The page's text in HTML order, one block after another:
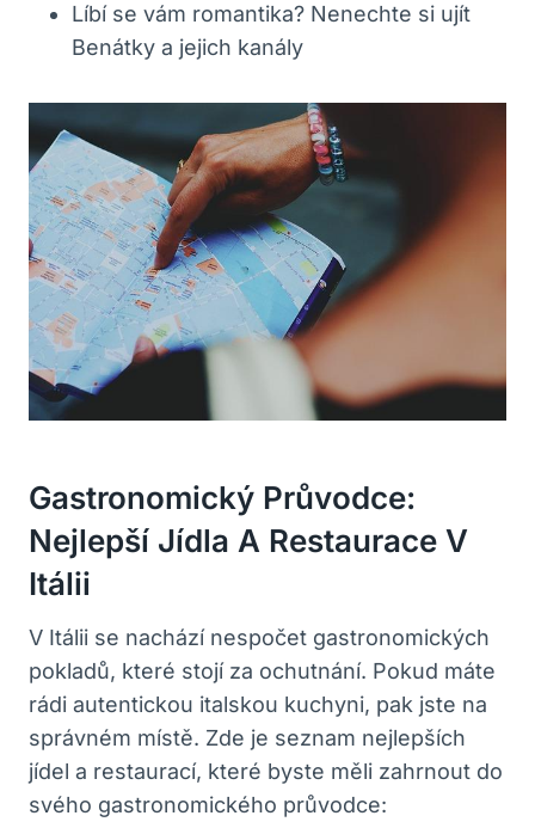
Líbí se vám romantika? Nenechte si ujít
Benátky a jejich kanály
Gastronomický Průvodce:
Nejlepší Jídla A Restaurace V
Itálii
V Itálii se nachází nespočet gastronomických
pokladů, které stojí za ochutnání. Pokud máte
rádi autentickou italskou kuchyni, pak jste na
správném místě. Zde je seznam nejlepších
jídel a restaurací, které byste měli zahrnout do
svého gastronomického průvodce: